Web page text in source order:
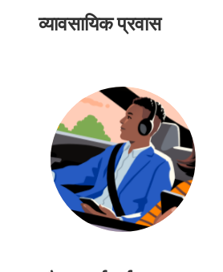
व्यावसायिक प्रवास